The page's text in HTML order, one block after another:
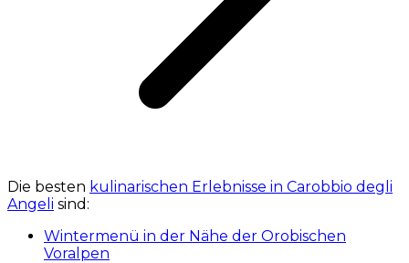
Die besten kulinarischen Erlebnisse in Carobbio degli
Angeli sind:
Wintermenü in der Nähe der Orobischen
Voralpen